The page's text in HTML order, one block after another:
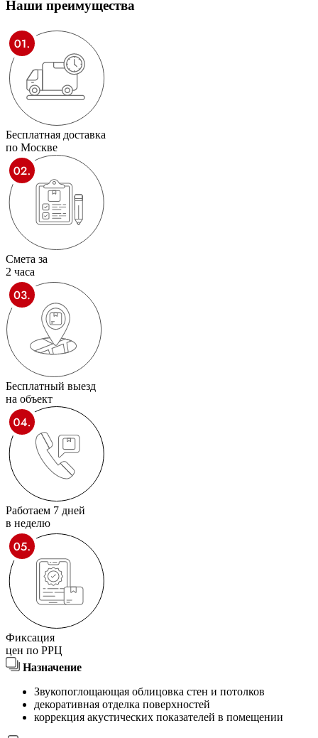
Наши преимущества
Бесплатная доставка
по Москве
Смета за
2 часа
Бесплатный выезд
на объект
Работаем 7 дней
в неделю
Фиксация
цен по РРЦ
Назначение
Звукопоглощающая облицовка стен и потолков
декоративная отделка поверхностей
коррекция акустических показателей в помещении